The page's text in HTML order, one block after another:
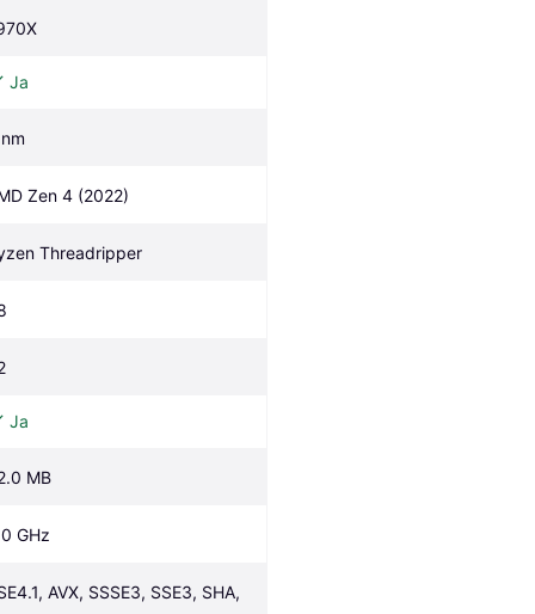
Ja
Zen 4 (2022)
Threadripper
Ja
MB
GHz
AVX, SSSE3, SSE3, SHA,